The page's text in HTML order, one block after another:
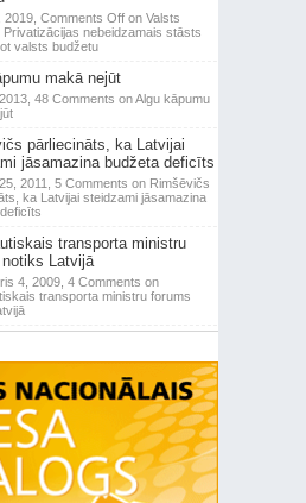
2019, Comments Offon Valsts
Privatizācijas nebeidzamais stāsts
valsts budžetu
makā nejūt
48 Comments on Algu kāpumu
pārliecināts, ka Latvijai
jāsamazina budžeta deficīts
2011, 5 Comments on Rimšēvičs
ka Latvijai steidzami jāsamazina
transporta ministru
Latvijā
4, 2009, 4 Comments on
transporta ministru forums